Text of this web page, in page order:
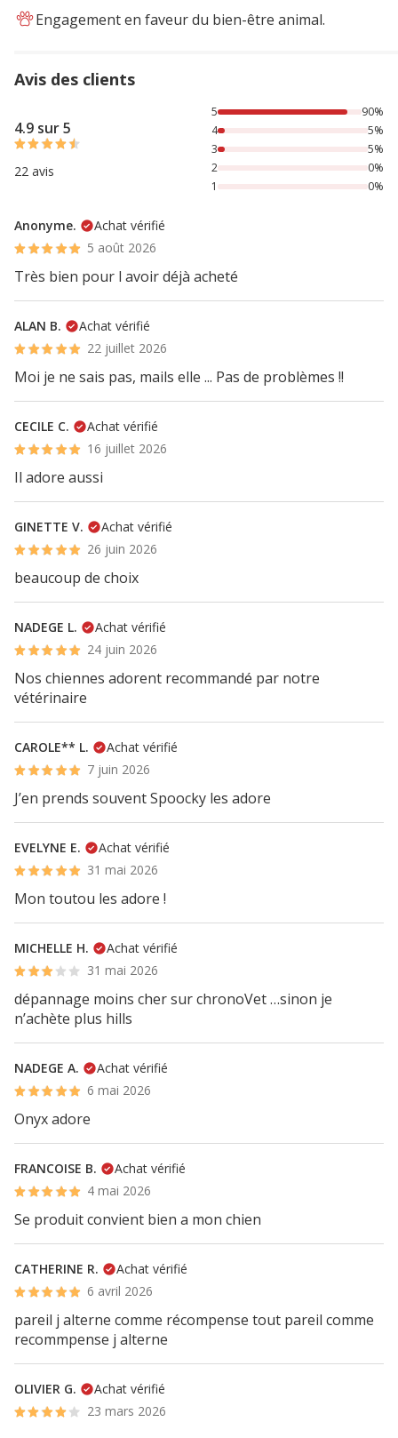
Engagement en faveur du bien-être animal.
Avis des clients
4.9 sur 5
22 avis
90% des personnes lont noté avec {1} étoiles, 5% des
5
90%
4
5%
3
5%
2
0%
1
0%
Anonyme.
Achat vérifié
5 août 2026
Très bien pour l avoir déjà acheté
ALAN B.
Achat vérifié
22 juillet 2026
Moi je ne sais pas, mails elle ... Pas de problèmes !!
CECILE C.
Achat vérifié
16 juillet 2026
Il adore aussi
GINETTE V.
Achat vérifié
26 juin 2026
beaucoup de choix
NADEGE L.
Achat vérifié
24 juin 2026
Nos chiennes adorent recommandé par notre
vétérinaire
CAROLE** L.
Achat vérifié
7 juin 2026
J’en prends souvent Spoocky les adore
EVELYNE E.
Achat vérifié
31 mai 2026
Mon toutou les adore !
MICHELLE H.
Achat vérifié
31 mai 2026
dépannage moins cher sur chronoVet …sinon je
n’achète plus hills
NADEGE A.
Achat vérifié
6 mai 2026
Onyx adore
FRANCOISE B.
Achat vérifié
4 mai 2026
Se produit convient bien a mon chien
CATHERINE R.
Achat vérifié
6 avril 2026
pareil j alterne comme récompense tout pareil comme
recommpense j alterne
OLIVIER G.
Achat vérifié
23 mars 2026